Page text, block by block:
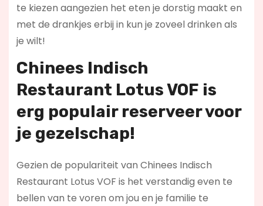
te kiezen aangezien het eten je dorstig maakt en
met de drankjes erbij in kun je zoveel drinken als
je wilt!
Chinees Indisch
Restaurant Lotus VOF is
erg populair reserveer voor
je gezelschap!
Gezien de populariteit van Chinees Indisch
Restaurant Lotus VOF is het verstandig even te
bellen van te voren om jou en je familie te